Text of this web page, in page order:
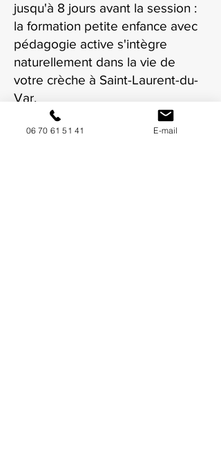
jusqu'à 8 jours avant la session :
la formation petite enfance avec
pédagogie active s'intègre
naturellement dans la vie de
votre crèche à Saint-Laurent-du-
Var.
06 70 61 51 41 E-mail